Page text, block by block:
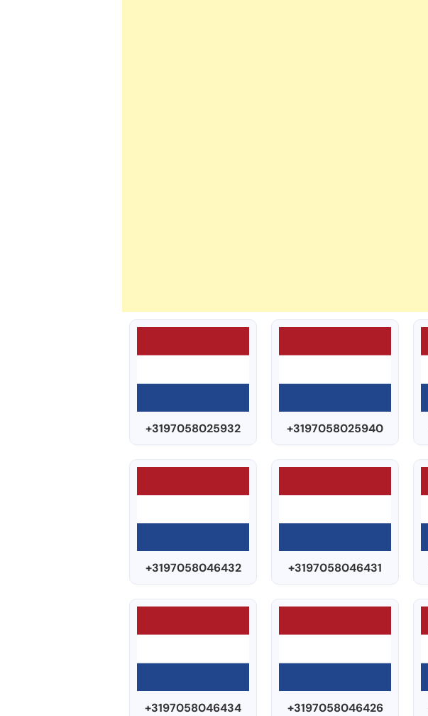
+3197058025932 +3197058025940
+3197058046432 +3197058046431
+3197058046434 +3197058046426